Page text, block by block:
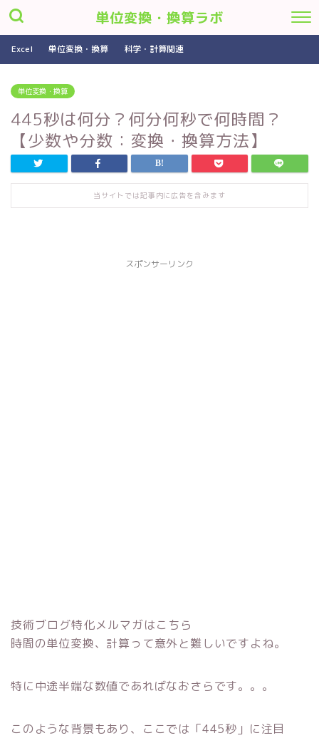
単位変換・換算ラボ
Excel 単位変換・換算 科学・計算関連
単位変換・換算
445秒は何分？何分何秒で何時間？
【少数や分数：変換・換算方法】
当サイトでは記事内に広告を含みます
スポンサーリンク
技術ブログ特化メルマガはこちら
時間の単位変換、計算って意外と難しいですよね。
特に中途半端な数値であればなおさらです。。。
このような背景もあり、ここでは「445秒」に注目